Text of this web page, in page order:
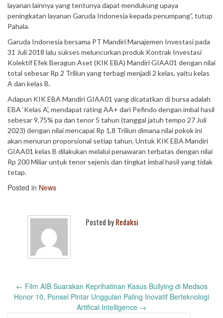
layanan lainnya yang tentunya dapat mendukung upaya
peningkatan layanan Garuda Indonesia kepada penumpang”, tutup
Pahala.
Garuda Indonesia bersama PT Mandiri Manajemen Investasi pada
31 Juli 2018 lalu sukses meluncurkan produk Kontrak Investasi
Kolektif Efek Beragun Aset (KIK EBA) Mandiri GIAA01 dengan nilai
total sebesar Rp 2 Triliun yang terbagi menjadi 2 kelas, yaitu kelas
A dan kelas B.
Adapun KIK EBA Mandiri GIAA01 yang dicatatkan di bursa adalah
EBA ‘Kelas A’, mendapat rating AA+ dari Pefindo dengan imbal hasil
sebesar 9,75% pa dan tenor 5 tahun (tanggal jatuh tempo 27 Juli
2023) dengan nilai mencapai Rp 1,8 Triliun dimana nilai pokok ini
akan menurun proporsional setiap tahun. Untuk KIK EBA Mandiri
GIAA01 kelas B dilakukan melalui penawaran terbatas dengan nilai
Rp 200 Miliar untuk tenor sejenis dan tingkat imbal hasil yang tidak
tetap.
Posted in News
Posted byRedaksi
Post
navigation
← Film AIB Suarakan Keprihatinan Kasus Bullying di Medsos
Honor 10, Ponsel Pintar Unggulan Paling Inovatif Berteknologi
Artifical Intelligence →